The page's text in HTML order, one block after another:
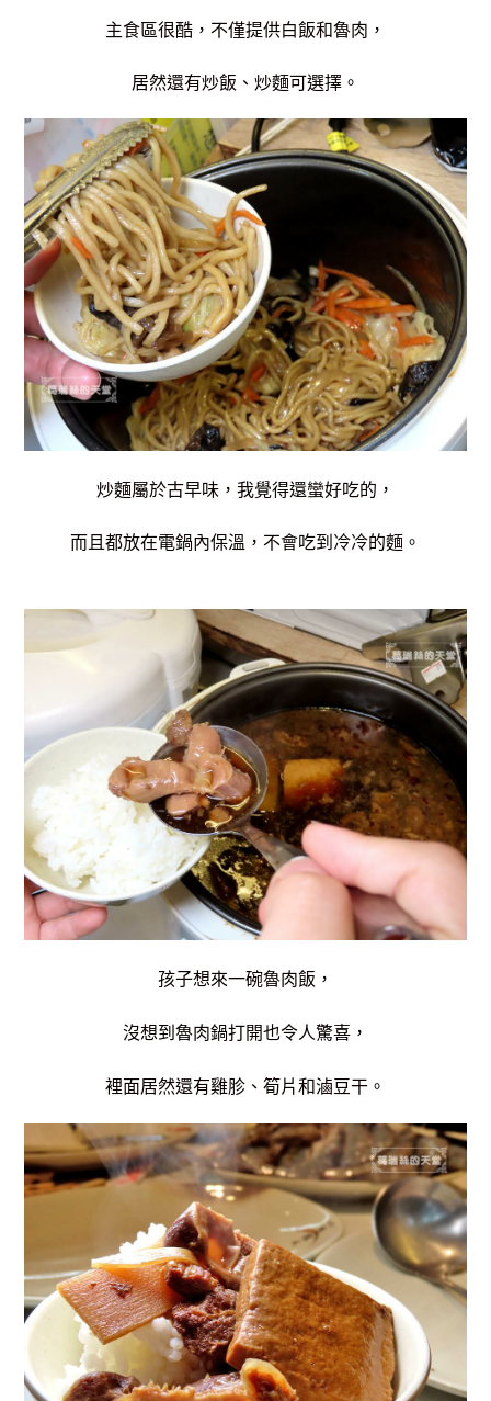
主食區很酷，不僅提供白飯和魯肉，
居然還有炒飯、炒麵可選擇。
炒麵屬於古早味，我覺得還蠻好吃的，
而且都放在電鍋內保溫，不會吃到冷冷的麵。
孩子想來一碗魯肉飯，
沒想到魯肉鍋打開也令人驚喜，
裡面居然還有雞胗、筍片和滷豆干。